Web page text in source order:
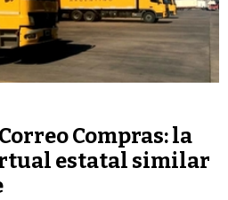
Compras: la
estatal similar